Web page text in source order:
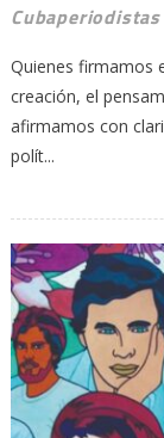
Cubaperiodistas
Quienes firmamos
creación, el
afirmamos con
polít...